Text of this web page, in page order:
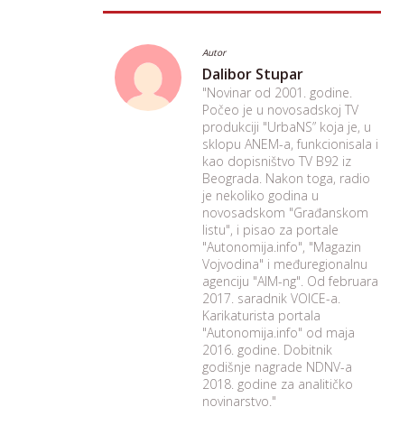
Autor
Dalibor Stupar
"Novinar od 2001. godine.
Počeo je u novosadskoj TV
produkciji "UrbaNS” koja je, u
sklopu ANEM-a, funkcionisala i
kao dopisništvo TV B92 iz
Beograda. Nakon toga, radio
je nekoliko godina u
novosadskom "Građanskom
listu", i pisao za portale
"Autonomija.info", "Magazin
Vojvodina" i međuregionalnu
agenciju "AIM-ng". Od februara
2017. saradnik VOICE-a.
Karikaturista portala
"Autonomija.info" od maja
2016. godine. Dobitnik
godišnje nagrade NDNV-a
2018. godine za analitičko
novinarstvo."